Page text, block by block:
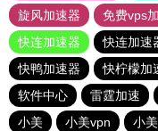
旋风加速器
免费vps
快连加速器
快连加速
快鸭加速器
快柠檬加
软件中心
雷霆加速
小美
小美vpn 小